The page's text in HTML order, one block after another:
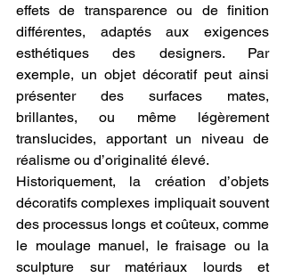
effets de transparence ou de finition
différentes, adaptés aux exigences
esthétiques des designers. Par
exemple, un objet décoratif peut ainsi
présenter des surfaces mates,
brillantes, ou même légèrement
translucides, apportant un niveau de
réalisme ou d’originalité élevé.
Historiquement, la création d’objets
décoratifs complexes impliquait souvent
des processus longs et coûteux, comme
le moulage manuel, le fraisage ou la
sculpture sur matériaux lourds et